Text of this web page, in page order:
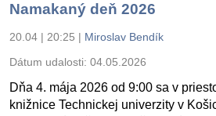
Namakaný deň 2026
20.04 | 20:25 | Miroslav Bendík
Dátum udalosti: 04.05.2026
Dňa 4. mája 2026 od 9:00 sa v
knižnice Technickej univerzity v